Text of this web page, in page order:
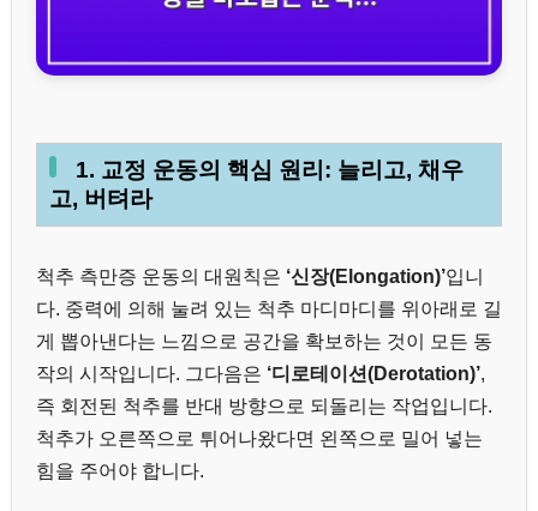
1. 교정 운동의 핵심 원리: 늘리고, 채우
고, 버텨라
척추 측만증 운동의 대원칙은 ‘신장(Elongation)’입니
다. 중력에 의해 눌려 있는 척추 마디마디를 위아래로 길
게 뽑아낸다는 느낌으로 공간을 확보하는 것이 모든 동
작의 시작입니다. 그다음은 ‘디로테이션(Derotation)’,
즉 회전된 척추를 반대 방향으로 되돌리는 작업입니다.
척추가 오른쪽으로 튀어나왔다면 왼쪽으로 밀어 넣는
힘을 주어야 합니다.